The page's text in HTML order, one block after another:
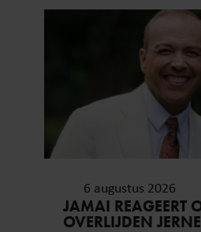
6 augustus 2026
JAMAI REAGEERT
OVERLIJDEN